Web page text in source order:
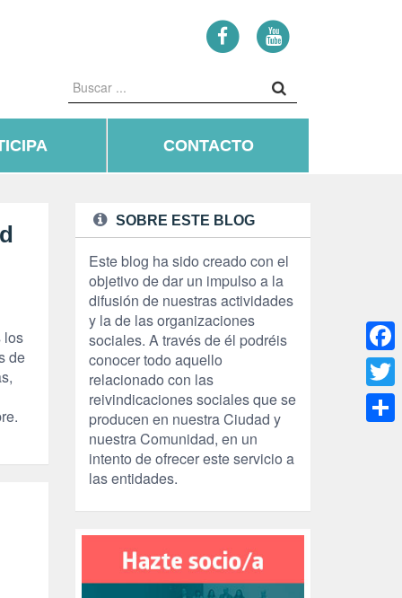
CONTACTO
los
de
SOBRE ESTE BLOG
Este blog ha sido creado con el
objetivo de dar un impulso a la
difusión de nuestras actividades
y la de las organizaciones
sociales. A través de él podréis
conocer todo aquello
relacionado con las
reivindicaciones sociales que se
producen en nuestra Ciudad y
nuestra Comunidad, en un
intento de ofrecer este servicio a
las entidades.